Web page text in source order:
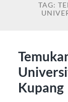
TAG:
Kupang